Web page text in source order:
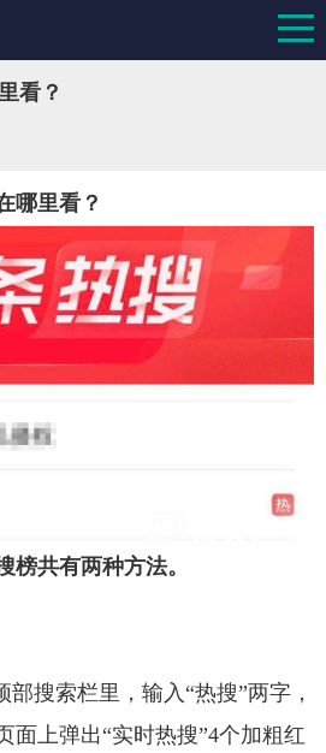
看？
哪里看？
榜共有两种方法。
搜索栏里，输入“热搜”两字，
面上弹出“实时热搜”4个加粗红